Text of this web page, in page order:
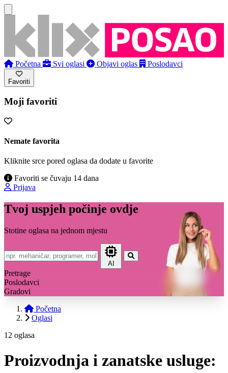
Početna Svi oglasi Objavi oglas Poslodavci
Favoriti
Moji favoriti
Nemate favorita
Kliknite srce pored oglasa da dodate u favorite
Favoriti se čuvaju 14 dana
Prijava
Tvoj uspjeh počinje ovdje
Stotine oglasa na jednom mjestu
AI
Pretrage
Poslodavci
Gradovi
Početna
Oglasi
12 oglasa
Proizvodnja i zanatske usluge: